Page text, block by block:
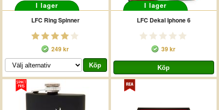
I lager
LFC Ring Spinner
249 kr
I lager
LFC Dekal Iphone 6
39 kr